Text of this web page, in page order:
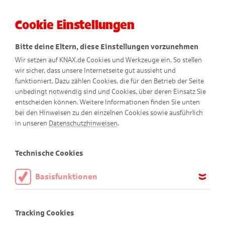
Zeichenkurs mit Pierre
Cookie Einstellungen
Bitte deine Eltern, diese Einstellungen vorzunehmen
Wir setzen auf KNAX.de Cookies und Werkzeuge ein. So stellen
wir sicher, dass unsere Internetseite gut aussieht und
funktioniert. Dazu zählen Cookies, die für den Betrieb der Seite
unbedingt notwendig sind und Cookies, über deren Einsatz Sie
entscheiden können. Weitere Informationen finden Sie unten
bei den Hinweisen zu den einzelnen Cookies sowie ausführlich
in unseren Datenschutzhinweisen.
Technische Cookies
Basisfunktionen
aktiviert sein.
Tracking Cookies